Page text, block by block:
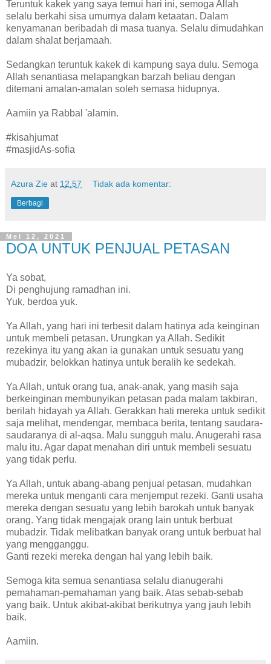
Teruntuk kakek yang saya temui hari ini, semoga Allah
selalu berkahi sisa umurnya dalam ketaatan. Dalam
kenyamanan beribadah di masa tuanya. Selalu dimudahkan
dalam shalat berjamaah.
Sedangkan teruntuk kakek di kampung saya dulu. Semoga
Allah senantiasa melapangkan barzah beliau dengan
ditemani amalan-amalan soleh semasa hidupnya.
Aamiin ya Rabbal 'alamin.
#kisahjumat
#masjidAs-sofia
Azura Zie at 12.57 Tidak ada komentar:
Berbagi
Mei 12, 2021
DOA UNTUK PENJUAL PETASAN
Ya sobat,
Di penghujung ramadhan ini.
Yuk, berdoa yuk.
Ya Allah, yang hari ini terbesit dalam hatinya ada keinginan
untuk membeli petasan. Urungkan ya Allah. Sedikit
rezekinya itu yang akan ia gunakan untuk sesuatu yang
mubadzir, belokkan hatinya untuk beralih ke sedekah.
Ya Allah, untuk orang tua, anak-anak, yang masih saja
berkeinginan membunyikan petasan pada malam takbiran,
berilah hidayah ya Allah. Gerakkan hati mereka untuk sedikit
saja melihat, mendengar, membaca berita, tentang saudara-
saudaranya di al-aqsa. Malu sungguh malu. Anugerahi rasa
malu itu. Agar dapat menahan diri untuk membeli sesuatu
yang tidak perlu.
Ya Allah, untuk abang-abang penjual petasan, mudahkan
mereka untuk menganti cara menjemput rezeki. Ganti usaha
mereka dengan sesuatu yang lebih barokah untuk banyak
orang. Yang tidak mengajak orang lain untuk berbuat
mubadzir. Tidak melibatkan banyak orang untuk berbuat hal
yang mengganggu.
Ganti rezeki mereka dengan hal yang lebih baik.
Semoga kita semua senantiasa selalu dianugerahi
pemahaman-pemahaman yang baik. Atas sebab-sebab
yang baik. Untuk akibat-akibat berikutnya yang jauh lebih
baik.
Aamiin.